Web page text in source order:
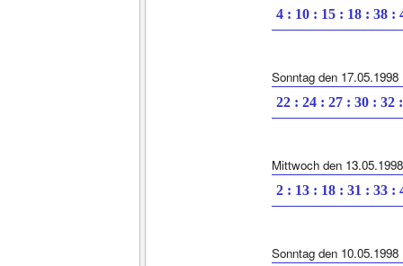
4 : 10 : 15 : 18 : 38 :
Sonntag den 17.05.1998
22 : 24 : 27 : 30 : 32
Mittwoch den 13.05.1998
2 : 13 : 18 : 31 : 33 :
Sonntag den 10.05.1998